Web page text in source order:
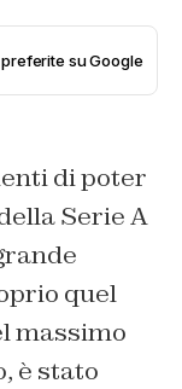
su Google
di poter
Serie A
quel
massimo
è stato